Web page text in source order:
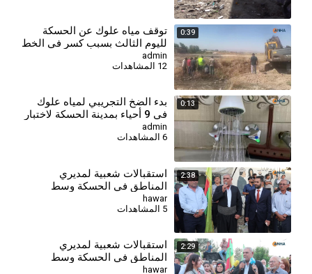
0:39
توقف مياه علوك عن الحسكة
لليوم الثالث بسبب كسر في الخط
الرئيس
admin
12 المشاهدات
0:13
بدء الضخ التجريبي لمياه علوك
في 9 أحياء بمدينة الحسكة لاختبار
الشبكة
admin
2:38
استقبالات شعبية لمديري
المناطق في الحسكة وسط
تأكيدات على خدمة المواطنين
وتعزيز التعايش
hawar
5 المشاهدات
2:29
استقبالات شعبية لمديري
المناطق في الحسكة وسط
تأكيدات على خدمة المواطنين
hawar